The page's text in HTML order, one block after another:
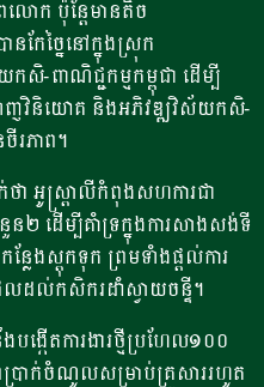
ោក ប៉ុន្តែមានតិច
ែច្នៃនៅក្នុងស្រុក
កសិ-ពាណិជ្ជកម្មកម្ពុជា ដើម្បី
ាញវិនិយោគ និងអភិវឌ្ឍវិស័យកសិ-
រភាព។
ក់ថា អូស្ត្រាលីកំពុងសហការជា
ន២ ដើម្បីគាំទ្រក្នុងការសាងសង់ទី
ន្លែងស្តុកទុក ព្រមទាំងផ្តល់ការ
លដល់កសិករដាំស្វាយចន្ទី។
ង្កើតការងារថ្មីប្រហែល១០០
ពប្រាក់ចំណូលសម្រាប់គ្រួសាររហូត